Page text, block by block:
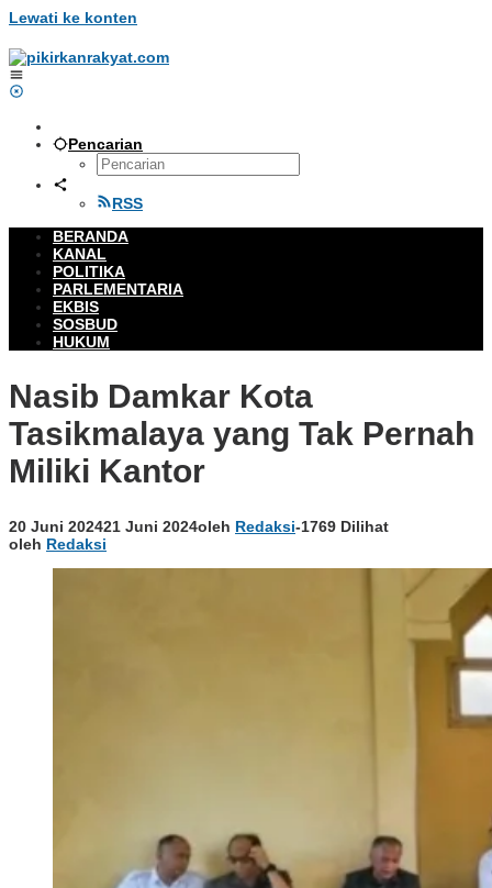
Lewati ke konten
Pencarian
RSS
BERANDA
KANAL
POLITIKA
PARLEMENTARIA
EKBIS
SOSBUD
HUKUM
Nasib Damkar Kota
Tasikmalaya yang Tak Pernah
Miliki Kantor
20 Juni 202421 Juni 2024oleh Redaksi-1769 Dilihat
oleh Redaksi